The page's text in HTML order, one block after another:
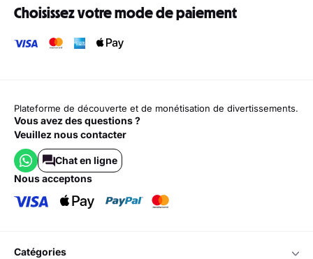
Choisissez votre mode de paiement
Plateforme de découverte et de monétisation de divertissements.
Vous avez des questions ?
Veuillez nous contacter
Chat en ligne
nous acceptons
catégories